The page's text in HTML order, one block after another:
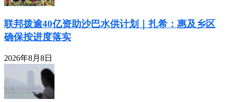
联邦拨逾40亿资助沙巴水供计划｜扎希：惠及乡区
确保按进度落实
2026年8月8日